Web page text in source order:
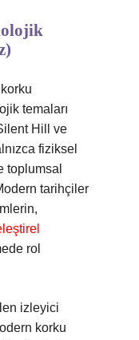
temaları
Hill ve
fiziksel
toplumsal
tarihçiler
rol
izleyici
korku